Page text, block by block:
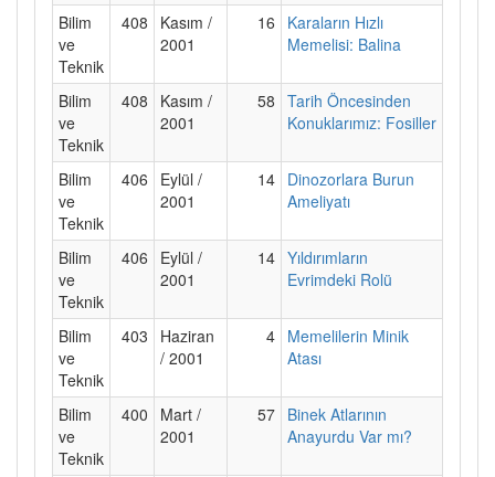
Bilim
ve
Teknik
408
Kasım /
2001
16
Karaların Hızlı
Memelisi: Balina
Bilim
ve
Teknik
408
Kasım /
2001
58 Tarih Öncesinden
Konuklarımız: Fosiller
Bilim
ve
Teknik
406
Eylül /
2001
14 Dinozorlara Burun
Ameliyatı
Bilim
ve
Teknik
406
Eylül /
2001
14 Yıldırımların
Evrimdeki Rolü
Bilim
ve
Teknik
403
Haziran
/ 2001
4 Memelilerin Minik
Atası
Bilim
ve
Teknik
400
Mart /
2001
57 Binek Atlarının
Anayurdu Var mı?